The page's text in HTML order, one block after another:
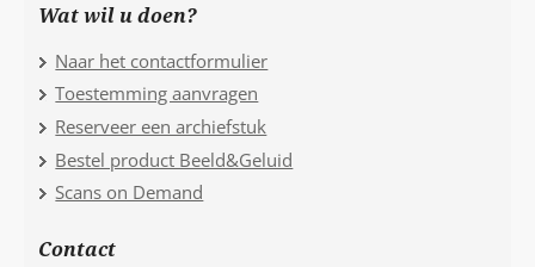
Wat wil u doen?
Naar het contactformulier
Toestemming aanvragen
Reserveer een archiefstuk
Bestel product Beeld&Geluid
Scans on Demand
Contact